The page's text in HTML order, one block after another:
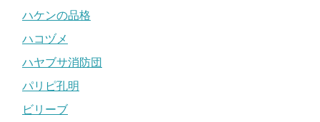
ハケンの品格
ハコヅメ
ハヤブサ消防団
パリピ孔明
ビリーブ